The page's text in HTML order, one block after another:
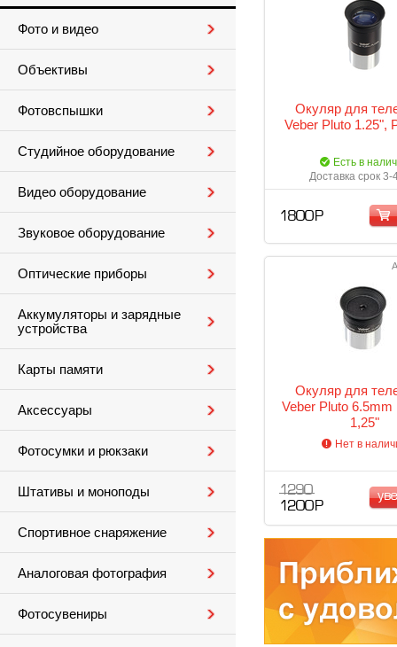
Фото и видео
Объективы
Фотовспышки
Студийное оборудование
Видео оборудование
Звуковое оборудование
Оптические приборы
Аккумуляторы и зарядные
устройства
Карты памяти
Аксессуары
Фотосумки и рюкзаки
Штативы и моноподы
Спортивное снаряжение
Аналоговая фотография
Фотосувениры
Окуляр для
Veber Pluto 1.25",
Есть в
Доставка срок 3-
1 800 Р
Окуляр для
Veber Pluto 6.5mm
1,25"
Нет в
1 290
1 200 Р